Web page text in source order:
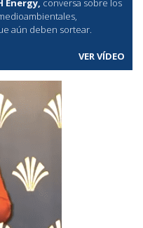
Energy, conversa sobre los
aún deben sortear.
VER VÍDEO